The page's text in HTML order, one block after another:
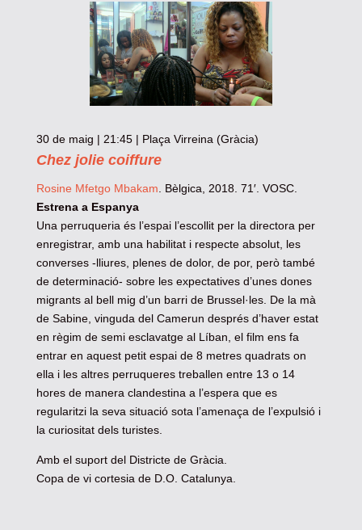
30 de maig | 21:45 | Plaça Virreina (Gràcia)
Chez jolie coiffure
Rosine Mfetgo Mbakam . Bèlgica, 2018. 71′. VOSC.
Estrena a Espanya
Una perruqueria és l’espai l’escollit per la directora per
enregistrar, amb una habilitat i respecte absolut, les
converses -lliures, plenes de dolor, de por, però també
de determinació- sobre les expectatives d’unes dones
migrants al bell mig d’un barri de Brussel·les. De la mà
de Sabine, vinguda del Camerun després d’haver estat
en règim de semi esclavatge al Líban, el film ens fa
entrar en aquest petit espai de 8 metres quadrats on
ella i les altres perruqueres treballen entre 13 o 14
hores de manera clandestina a l’espera que es
regularitzi la seva situació sota l’amenaça de l’expulsió i
la curiositat dels turistes.
Amb el suport del Districte de Gràcia.
Copa de vi cortesia de D.O. Catalunya.